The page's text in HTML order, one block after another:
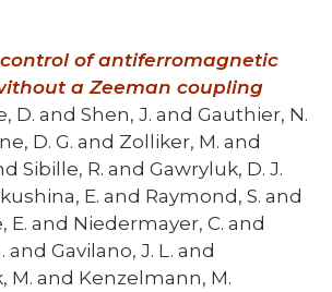
of antiferromagnetic
a Zeeman coupling
D. and Shen, J. and Gauthier, N.
D. G. and Zolliker, M. and
Sibille, R. and Gawryluk, D. J.
E. and Raymond, S. and
E. and Niedermayer, C. and
and Gavilano, J. L. and
M. and Kenzelmann, M.